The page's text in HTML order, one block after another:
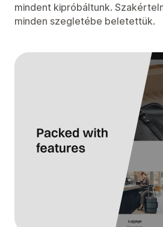
mindent kipróbáltunk.
minden szegletébe beletettük.